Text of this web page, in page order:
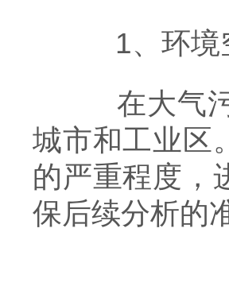
1、环境
在大气污
城市和工业区
的严重程度，
保后续分析的